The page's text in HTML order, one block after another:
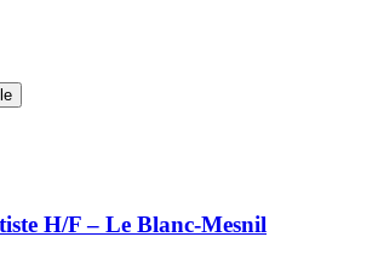
H/F – Le Blanc-Mesnil